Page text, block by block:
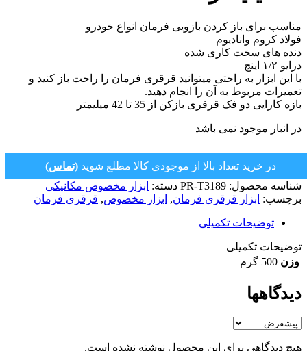
مناسب برای باز کردن بازویی فرمان انواع خودرو
فولاد کروم وانادیوم
دنده های سخت کاری شده
درایو ۱/۲ اینچ
با این ابزار به راحتی میتوانید قرقری فرمان را راحت باز کنید و
تعمیرات مربوط به آن را انجام دهید.
بازه کارایی دو فک قرقری بازکن از 35 تا 42 میلیمتر
در انبار موجود نمی باشد
در خرید تعداد بالا از موجودی کالا مطلع شوید(تماس)
شناسه محصول: PR-T3189 دسته: ابزار مخصوص مکانیکی
برچسب: ابزار قرقری فرمان, ابزار مخصوص, قرقری فرمان
توضیحات تکمیلی
توضیحات تکمیلی
وزن 500 گرم
دیدگاهها
هیچ دیدگاهی برای این محصول نوشته نشده است.